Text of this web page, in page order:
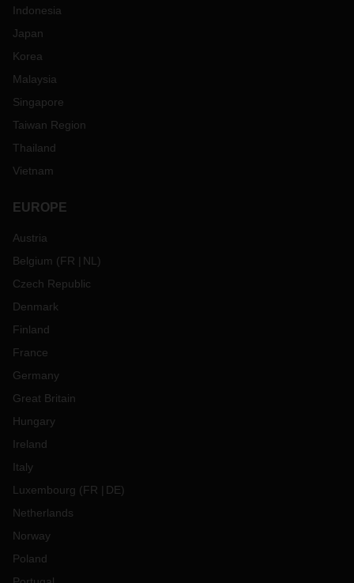
Indonesia
Japan
Korea
Malaysia
Singapore
Taiwan Region
Thailand
Vietnam
EUROPE
Austria
Belgium (FR NL )
Czech Republic
Denmark
Finland
France
Germany
Great Britain
Hungary
Ireland
Italy
Luxembourg (FR DE)
Netherlands
Norway
Poland